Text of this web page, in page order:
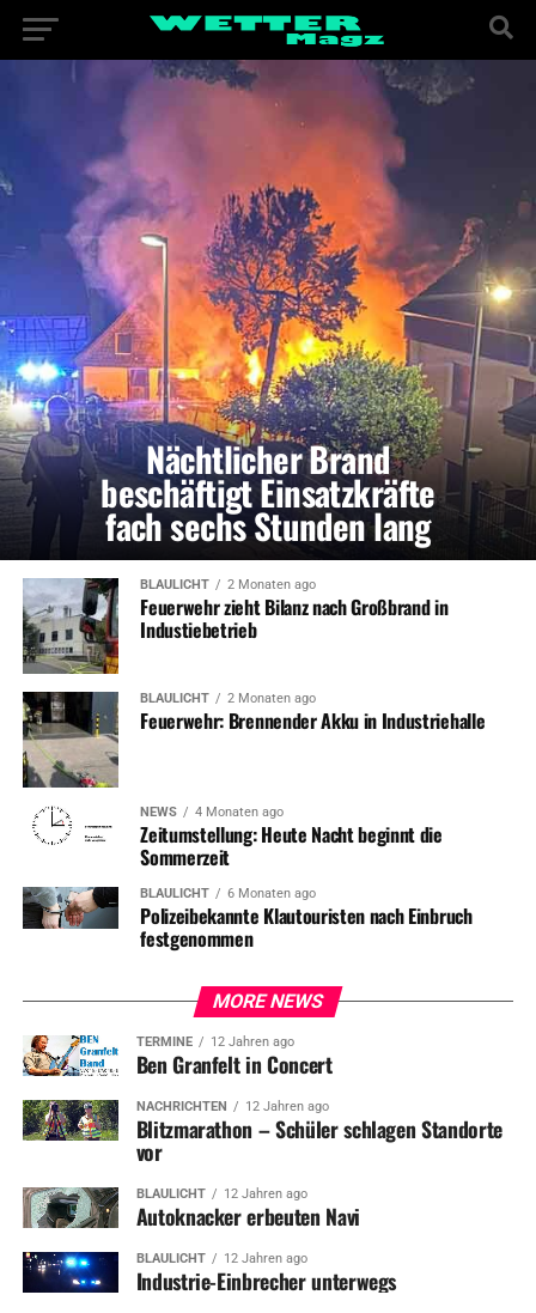
Nächtlicher Brand
beschäftigt Einsatzkräfte
fach sechs Stunden lang
BLAULICHT 2 Monaten ago
Feuerwehr zieht Bilanz nach Großbrand in
Industiebetrieb
BLAULICHT 2 Monaten ago
Feuerwehr: Brennender Akku in Industriehalle
NEWS 4 Monaten ago
Zeitumstellung: Heute Nacht beginnt die
Sommerzeit
BLAULICHT 6 Monaten ago
Polizeibekannte Klautouristen nach Einbruch
festgenommen
MORE NEWS
TERMINE 12 Jahren ago
Ben Granfelt in Concert
NACHRICHTEN 12 Jahren ago
Blitzmarathon – Schüler schlagen Standorte
vor
BLAULICHT 12 Jahren ago
Autoknacker erbeuten Navi
BLAULICHT 12 Jahren ago
Industrie-Einbrecher unterwegs